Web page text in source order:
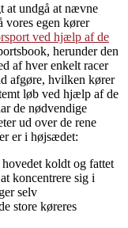
at undgå at nævne
vores egen kører
ved hjælp af de
herunder den
af hver enkelt racer
afgøre, hvilken kører
løb ved hjælp af de
de nødvendige
ud over de rene
er i højsædet:
koldt og fattet
koncentrere sig i
selv
store køreres